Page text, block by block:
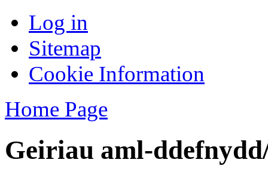
Log in
Sitemap
Cookie Information
Home Page
Geiriau aml-